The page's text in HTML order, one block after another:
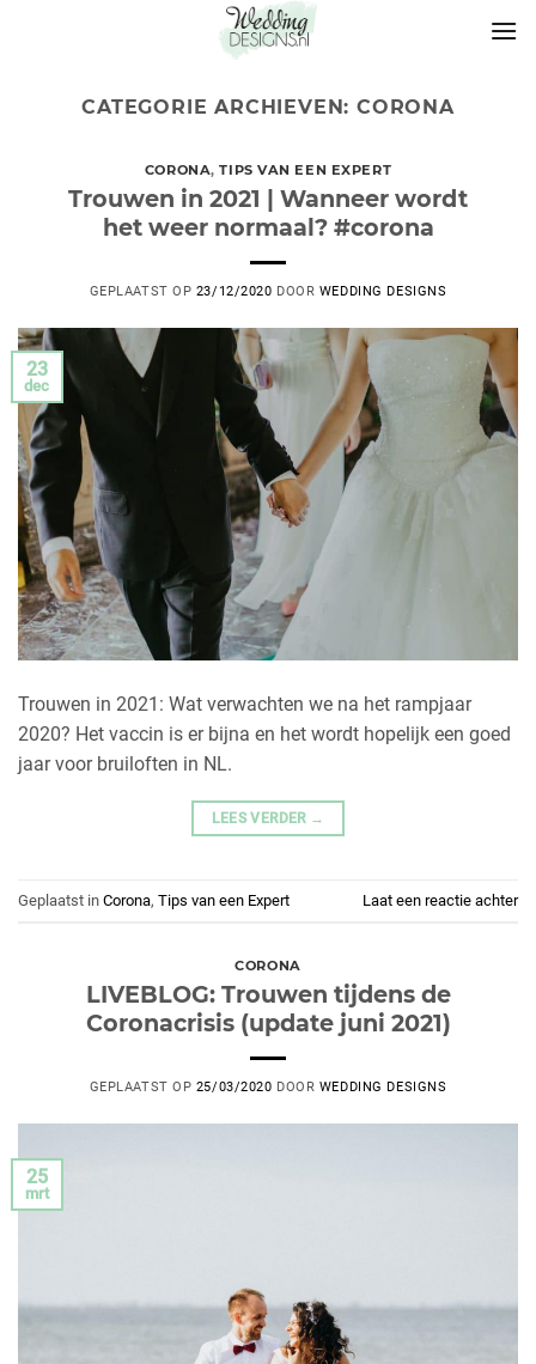
CATEGORIE ARCHIEVEN: CORONA
CORONA,TIPS VAN EEN EXPERT
Trouwen in 2021 | Wanneer wordt
het weer normaal? #corona
GEPLAATST OP 23/12/2020 DOOR WEDDING DESIGNS
23
dec
Trouwen in 2021: Wat verwachten we na het rampjaar
2020? Het vaccin is er bijna en het wordt hopelijk een goed
jaar voor bruiloften in NL.
LEES VERDER →
Geplaatst in Corona, Tips van een Expert Laat een reactie achter
CORONA
LIVEBLOG: Trouwen tijdens de
Coronacrisis (update juni 2021)
GEPLAATST OP 25/03/2020 DOOR WEDDING DESIGNS
25
mrt